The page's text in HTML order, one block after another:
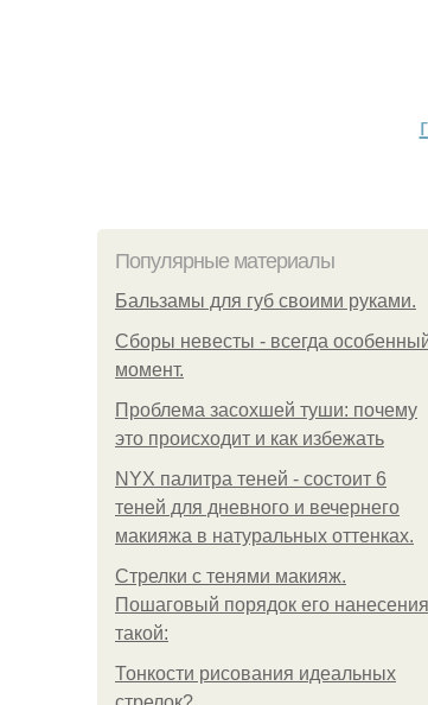
Популярные материалы
Бальзамы для губ своими руками.
Сборы невесты - всегда
момент.
Проблема засохшей туши: почему
это происходит и как избежать
NYX палитра теней - состоит 6
теней для дневного и вечернего
макияжа в натуральных оттенках.
Стрелки с тенями макияж.
Пошаговый порядок его нанесения
такой:
Тонкости рисования идеальных